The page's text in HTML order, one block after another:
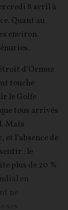
8 avril à
Quant au
environ.
d’Ormuz
touché
le Golfe
tous arrivés
Mais
l’absence de
: le
plus de 20 %
en